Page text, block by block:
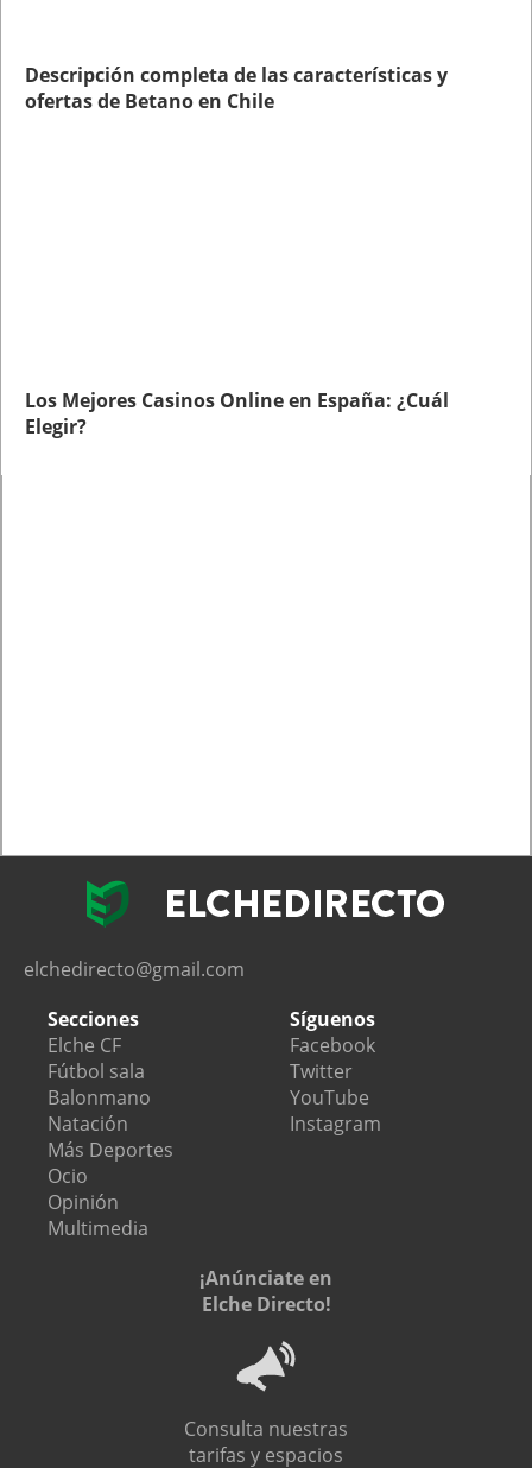
Descripción completa de las características y
ofertas de Betano en Chile
Los Mejores Casinos Online en España: ¿Cuál
Elegir?
elchedirecto@gmail.com
Secciones
Elche CF
Fútbol sala
Balonmano
Natación
Más Deportes
Ocio
Opinión
Multimedia
Síguenos
Facebook
Twitter
YouTube
Instagram
¡Anúnciate en
Elche Directo!
Consulta nuestras
tarifas y espacios